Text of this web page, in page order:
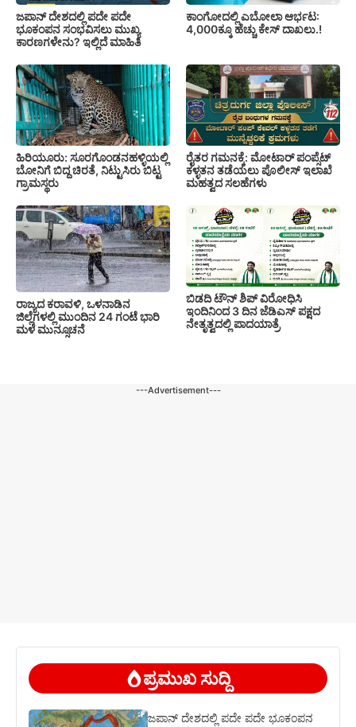
ಜಪಾನ್ ದೇಶದಲ್ಲಿ ಪದೇ ಪದೇ
ಭೂಕಂಪನ ಸಂಭವಿಸಲು ಮುಖ್ಯ
ಕಾರಣಗಳೇನು? ಇಲ್ಲಿದೆ ಮಾಹಿತಿ
ಕಾಂಗೋದಲ್ಲಿ ಎಬೋಲಾ ಆರ್ಭಟ:
4,000ಕ್ಕೂ ಹೆಚ್ಚು ಕೇಸ್ ದಾಖಲು.!
ಹಿರಿಯೂರು: ಸೂರಗೊಂಡನಹಳ್ಳಿಯಲ್ಲಿ
ಬೋನಿಗೆ ಬಿದ್ದ ಚಿರತೆ, ನಿಟ್ಟುಸಿರು ಬಿಟ್ಟ
ಗ್ರಾಮಸ್ಥರು
ರೈತರ ಗಮನಕ್ಕೆ: ಮೋಟಾರ್ ಪಂಪ್ಸೆಟ್
ಕಳ್ಳತನ ತಡೆಯಲು ಪೊಲೀಸ್ ಇಲಾಖೆ
ಮಹತ್ವದ ಸಲಹೆಗಳು
ರಾಜ್ಯದ ಕರಾವಳಿ, ಒಳನಾಡಿನ
ಜಿಲ್ಲೆಗಳಲ್ಲಿ ಮುಂದಿನ 24 ಗಂಟೆ ಭಾರಿ
ಮಳೆ ಮುನ್ಸೂಚನೆ
ಬಿಡದಿ ಟೌನ್ ಶಿಪ್ ವಿರೋಧಿಸಿ
ಇಂದಿನಿಂದ 3 ದಿನ ಜೆಡಿಎಸ್ ಪಕ್ಷದ
ನೇತೃತ್ವದಲ್ಲಿ ಪಾದಯಾತ್ರೆ
---Advertisement---
ಪ್ರಮುಖ ಸುದ್ದಿ
ಜಪಾನ್ ದೇಶದಲ್ಲಿ ಪದೇ ಪದೇ ಭೂಕಂಪನ